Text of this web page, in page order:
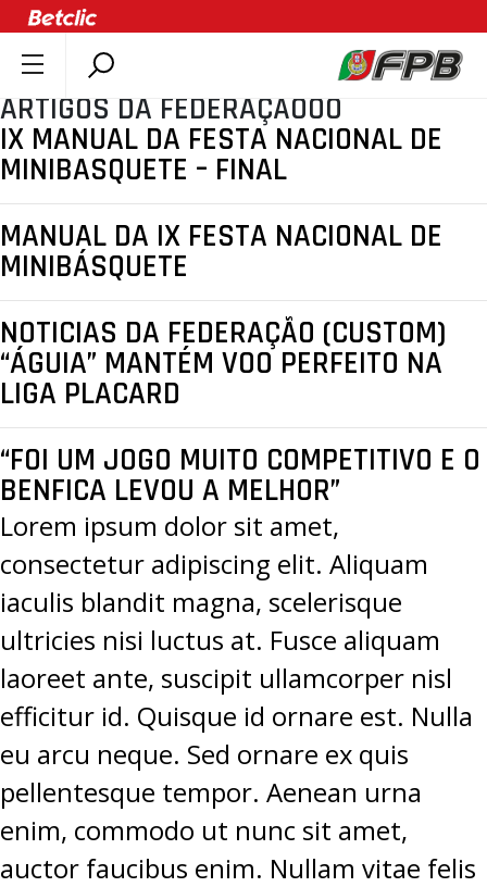
SOBRE A FPB
DOCUMENTOS
ÚLTIMAS
COMPETIÇÕES
ASSOCIAÇÕES
CLUBES
AGENTES
AGENDA
SELEÇÕES
MINIBASQUETE
ÁREA TÉCNICA
PROJETOS
LIGA BETCLIC MASCULINA
LIGA BETCLIC FEMININA
ARTIGOS DA FEDERAÇÃOOO
IX MANUAL DA FESTA NACIONAL DE
MINIBASQUETE – FINAL
MANUAL DA IX FESTA NACIONAL DE
MINIBÁSQUETE
NOTICIAS DA FEDERAÇÃO (CUSTOM)
“ÁGUIA” MANTÉM VOO PERFEITO NA
LIGA PLACARD
“FOI UM JOGO MUITO COMPETITIVO E O
BENFICA LEVOU A MELHOR”
Lorem ipsum dolor sit amet,
consectetur adipiscing elit. Aliquam
iaculis blandit magna, scelerisque
ultricies nisi luctus at. Fusce aliquam
laoreet ante, suscipit ullamcorper nisl
efficitur id. Quisque id ornare est. Nulla
eu arcu neque. Sed ornare ex quis
pellentesque tempor. Aenean urna
enim, commodo ut nunc sit amet,
auctor faucibus enim. Nullam vitae felis